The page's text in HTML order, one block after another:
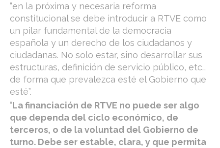
“en la próxima y necesaria reforma
constitucional se debe introducir a RTVE como
un pilar fundamental de la democracia
española y un derecho de los ciudadanos y
ciudadanas. No solo estar, sino desarrollar sus
estructuras, definición de servicio público, etc.,
de forma que prevalezca esté el Gobierno que
esté”.
“La financiación de RTVE no puede ser algo
que dependa del ciclo económico, de
terceros, o de la voluntad del Gobierno de
turno. Debe ser estable, clara, y que permita